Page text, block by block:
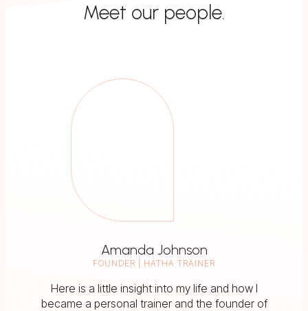
Meet our people.
Amanda Johnson
FOUNDER | HATHA TRAINER
Here is a little insight into my life and how I
became a personal trainer and the founder of